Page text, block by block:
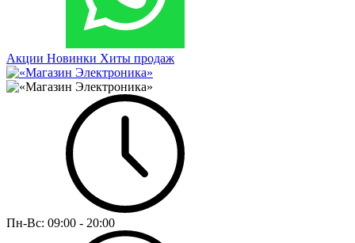
Акции Новинки Хиты продаж
Пн-Вс: 09:00 - 20:00